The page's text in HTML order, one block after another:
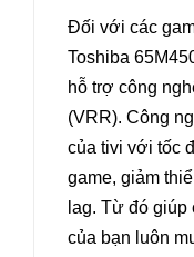
Đối với các
Toshiba
hỗ trợ công
(VRR). Công
của tivi với tốc
game, giảm
lag. Từ đó
của bạn luôn